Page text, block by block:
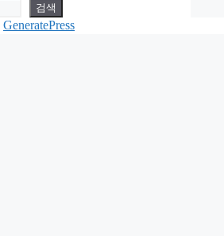
검색
GeneratePress